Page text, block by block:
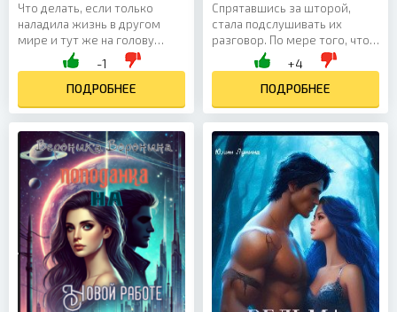
Что делать, если только
наладила жизнь в другом
мире и тут же на голову
сваливается невыносимый
инспектор, расследующий
дело об убийстве, в котором
я...
-1
ПОДРОБНЕЕ
Спрятавшись за шторой,
стала подслушивать их
разговор. По мере того, что я
слышала, во мне
поднималась такая ярость,
что я была готова прямо
сейчас...
+4
ПОДРОБНЕЕ